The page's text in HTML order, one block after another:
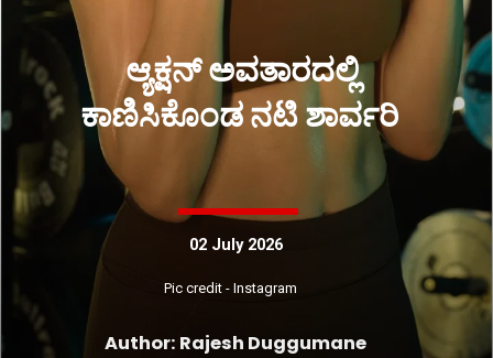
Pic credit - Instagram
Author: Rajesh Duggumane
ಆ್ಯಕ್ಷನ್ ಅವತಾರದಲ್ಲಿ
ಕಾಣಿಸಿಕೊಂಡ ನಟಿ ಶಾರ್ವರಿ
02 July 2026